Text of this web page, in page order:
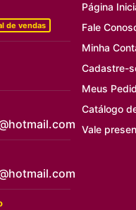
de vendas
Página
Fale
Minha
Cadastre-
Meus
Catálogo
Vale